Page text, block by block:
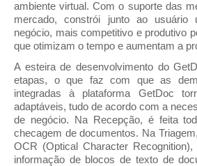
ambiente virtual. Com o suporte das
mercado, constrói junto ao usuário
negócio, mais competitivo e produtivo
que otimizam o tempo e aumentam a
A esteira de desenvolvimento do
etapas, o que faz com que as
integradas à plataforma GetDoc
adaptáveis, tudo de acordo com a
de negócio. Na Recepção, é feita
checagem de documentos. Na
OCR (Optical Character
informação de blocos de texto de